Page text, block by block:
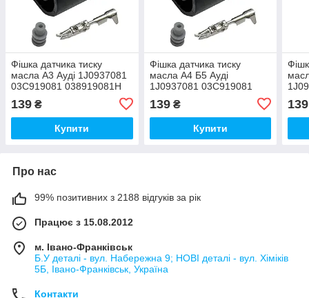
Фішка датчика тиску
масла А3 Ауді 1J0937081
03C919081 038919081H
139 ₴
Купити
Фішка датчика тиску
масла А4 Б5 Ауді
1J0937081 03C919081
139₴
Купити
139
Про нас
99% позитивних з 2188 відгуків за рік
Працює з 15.08.2012
м. Івано-Франківськ
Б.У деталі - вул. Набережна 9; НОВІ деталі - вул. Хіміків
5Б, Івано-Франківськ, Україна
Контакти